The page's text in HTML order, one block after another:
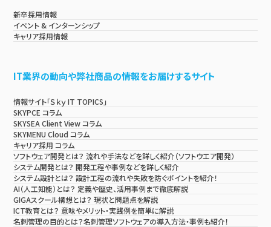
新卒採用情報
イベント & インターンシップ
キャリア採用情報
IT業界の動向や弊社商品の情報をお届けするサイト
情報サイト「Ｓｋｙ IT TOPICS」
SKYPCE コラム
SKYSEA Client View コラム
SKYMENU Cloud コラム
キャリア採用 コラム
ソフトウェア開発とは？ 流れや手法などを詳しく紹介（ソフトウエア開発）
システム開発とは？ 開発工程や事例などを詳しく紹介
システム設計とは？ 設計工程の流れや失敗を防ぐポイントを紹介！
AI（人工知能）とは？ 定義や歴史、活用事例まで徹底解説
GIGAスクール構想とは？ 現状と問題点を解説
ICT教育とは？ 意味やメリット・実践例を簡単に解説
名刺管理の目的とは？名刺管理ソフトウェアの導入方法・事例も紹介！